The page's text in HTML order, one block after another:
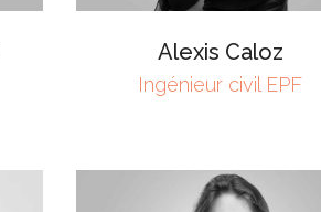
Alexis Caloz
Ingénieur civil EPF